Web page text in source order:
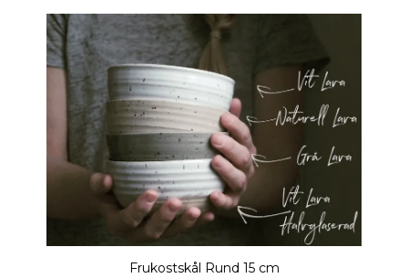
Frukostskål Rund 15 cm